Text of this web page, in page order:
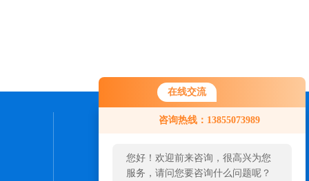
在线交流
咨询热线：13855073989
您好！欢迎前来咨询，很高兴为您
服务，请问您要咨询什么问题呢？
联系我们
24小时热线：